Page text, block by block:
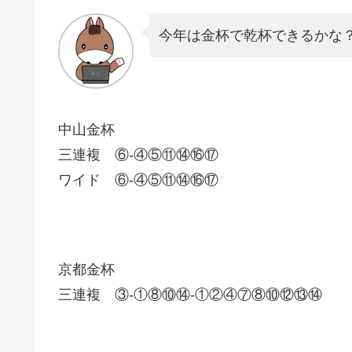
今年は金杯で乾杯できるかな
中山金杯
三連複 ⑥-④⑤⑪⑭⑯⑰
ワイド ⑥-④⑤⑪⑭⑯⑰
京都金杯
三連複 ③-①⑧⑩⑭-①②④⑦⑧⑩⑫⑬⑭